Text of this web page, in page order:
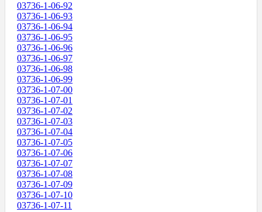
03736-1-06-92
03736-1-06-93
03736-1-06-94
03736-1-06-95
03736-1-06-96
03736-1-06-97
03736-1-06-98
03736-1-06-99
03736-1-07-00
03736-1-07-01
03736-1-07-02
03736-1-07-03
03736-1-07-04
03736-1-07-05
03736-1-07-06
03736-1-07-07
03736-1-07-08
03736-1-07-09
03736-1-07-10
03736-1-07-11